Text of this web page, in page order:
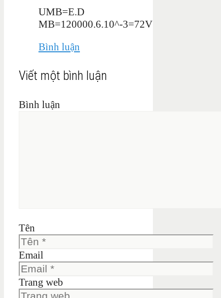
UMB=E.D
MB=120000.6.10^-3=72V
Bình luận
Viết một bình luận
Bình luận
Tên
Email
Trang web